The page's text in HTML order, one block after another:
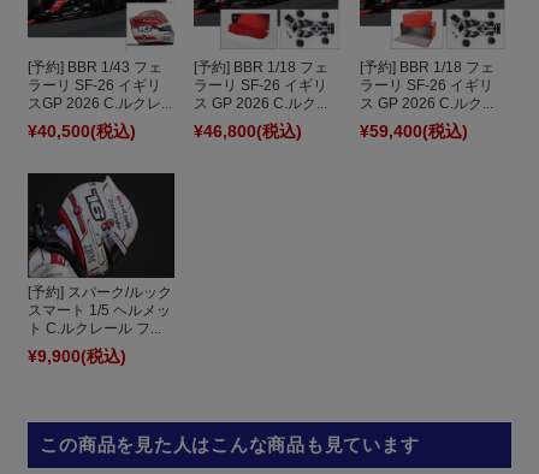
[予約] BBR 1/43 フェ
ラーリ SF-26 イギリ
スGP 2026 C.ルクレ...
¥40,500(税込)
[予約] BBR 1/18 フェ
ラーリ SF-26 イギリ
ス GP 2026 C.ルク...
¥46,800(税込)
[予約] BBR 1/18 フェ
ラーリ SF-26 イギリ
ス GP 2026 C.ルク...
¥59,400(税込)
[予約] スパーク/ルック
スマート 1/5 ヘルメッ
ト C.ルクレール フ...
¥9,900(税込)
この商品を見た人はこんな商品も見ています